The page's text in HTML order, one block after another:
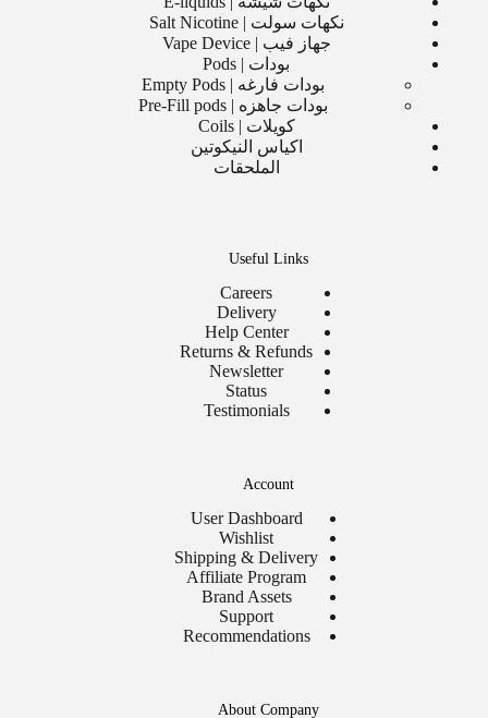
نكهات سولت | Salt Nicotine
جهاز فيب | Vape Device
بودات | Pods
بودات فارغه | Empty Pods
بودات جاهزه | Pre-Fill pods
كويلات | Coils
اكياس النيكوتين
الملحقات
Useful Links
Careers
Delivery
Help Center
Returns & Refunds
Newsletter
Status
Testimonials
Account
User Dashboard
Wishlist
Shipping & Delivery
Affiliate Program
Brand Assets
Support
Recommendations
About Company